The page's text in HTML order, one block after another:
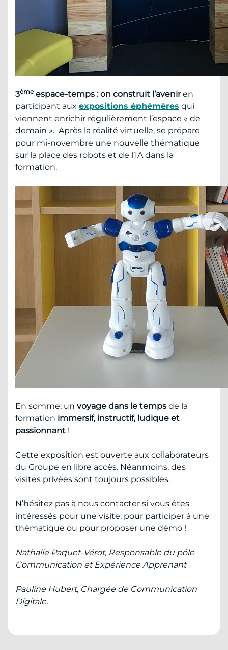
3èmeespace-temps : on construit l’aveniren
participant aux expositions éphémères qui
viennent enrichir régulièrement l’espace « de
demain ». Après la réalité virtuelle, se prépare
pour mi-novembre une nouvelle thématique
sur la place des robots et de l’IA dans la
formation.
En somme, un voyage dans le temps de la
formation immersif, instructif, ludique et
passionnant !
Cette exposition est ouverte aux collaborateurs
du Groupe en libre accès. Néanmoins, des
visites privées sont toujours possibles.
N’hésitez pas à nous contacter si vous êtes
intéressés pour une visite, pour participer à une
thématique ou pour proposer une démo !
Nathalie Paquet-Vérot, Responsable du pôle
Communication et Expérience Apprenant
Pauline Hubert, Chargée de Communication
Digitale.